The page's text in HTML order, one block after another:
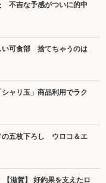
不吉な予感がついに的中
い可食部 捨てちゃうのは
ャリ玉」商品利用でラク
の五枚下ろし ウロコ＆エ
滋賀】 好釣果を支えたロ